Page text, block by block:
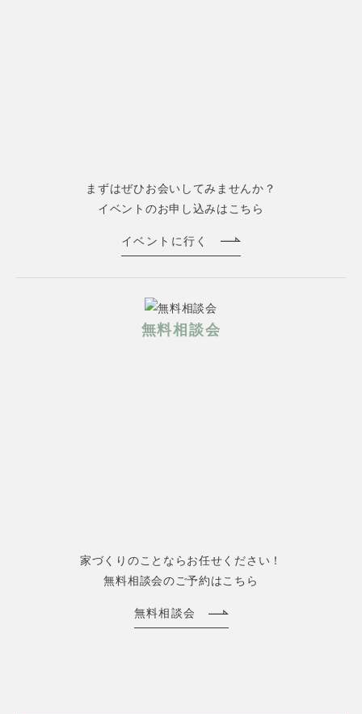
まずはぜひお会いしてみませんか？
イベントのお申し込みはこちら
イベントに行く
無料相談会
家づくりのことならお任せください！
無料相談会のご予約はこちら
無料相談会